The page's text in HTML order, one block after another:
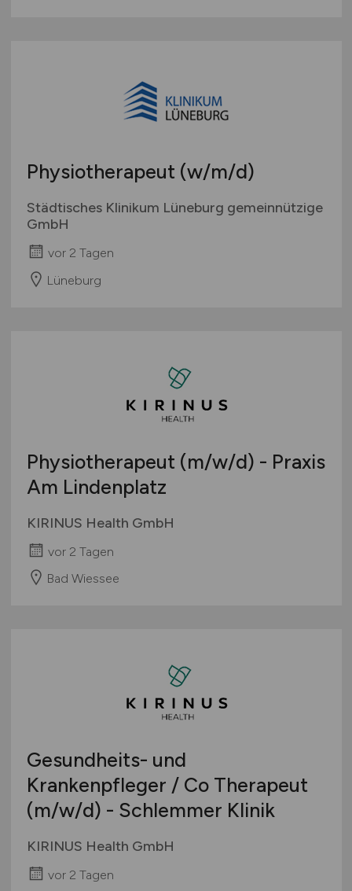
Physiotherapeut (w/m/d)
Städtisches Klinikum Lüneburg gemeinnützige
GmbH
vor 2 Tagen
Lüneburg
Physiotherapeut (m/w/d) - Praxis
Am Lindenplatz
KIRINUS Health GmbH
vor 2 Tagen
Bad Wiessee
Gesundheits- und
Krankenpfleger / Co Therapeut
(m/w/d) - Schlemmer Klinik
KIRINUS Health GmbH
vor 2 Tagen